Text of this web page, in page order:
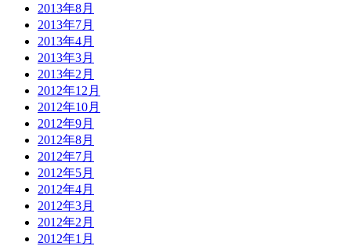
2013年8月
2013年7月
2013年4月
2013年3月
2013年2月
2012年12月
2012年10月
2012年9月
2012年8月
2012年7月
2012年5月
2012年4月
2012年3月
2012年2月
2012年1月